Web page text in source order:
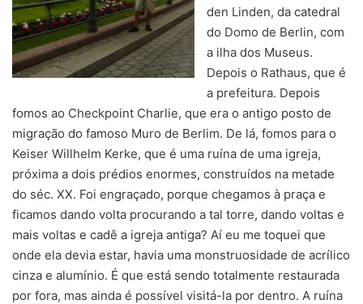
den Linden, da catedral
do Domo de Berlin, com
a ilha dos Museus.
Depois o Rathaus, que é
a prefeitura. Depois
fomos ao Checkpoint Charlie, que era o antigo posto de
migração do famoso Muro de Berlim. De lá, fomos para o
Keiser Willhelm Kerke, que é uma ruína de uma igreja,
próxima a dois prédios enormes, construídos na metade
do séc. XX. Foi engraçado, porque chegamos à praça e
ficamos dando volta procurando a tal torre, dando voltas e
mais voltas e cadê a igreja antiga? Aí eu me toquei que
onde ela devia estar, havia uma monstruosidade de acrílico
cinza e alumínio. É que está sendo totalmente restaurada
por fora, mas ainda é possível visitá-la por dentro. A ruína